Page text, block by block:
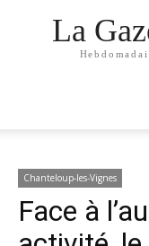
La
Chanteloup-les-Vignes
Face à